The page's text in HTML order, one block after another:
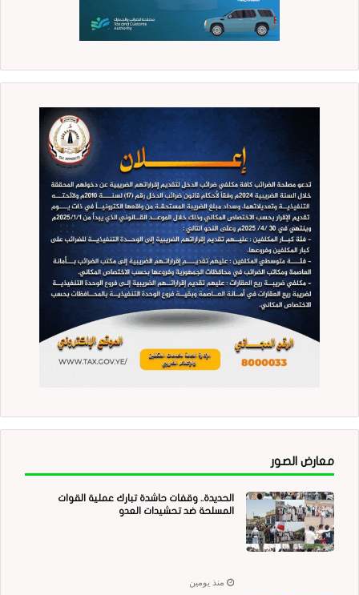
معارض الصور
الحديدة.. وقفات حاشدة تبارك عملية القوات
المسلحة ضد تحشيدات العدو
منذ يومين